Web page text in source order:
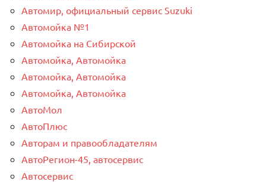
Автомир, официальный сервис Suzuki
Автомойка №1
Автомойка на Сибирской
Автомойка, Автомойка
Автомойка, Автомойка
Автомойка, Автомойка
АвтоМол
АвтоПлюс
Авторам и правообладателям
АвтоРегион-45, автосервис
Автосервис